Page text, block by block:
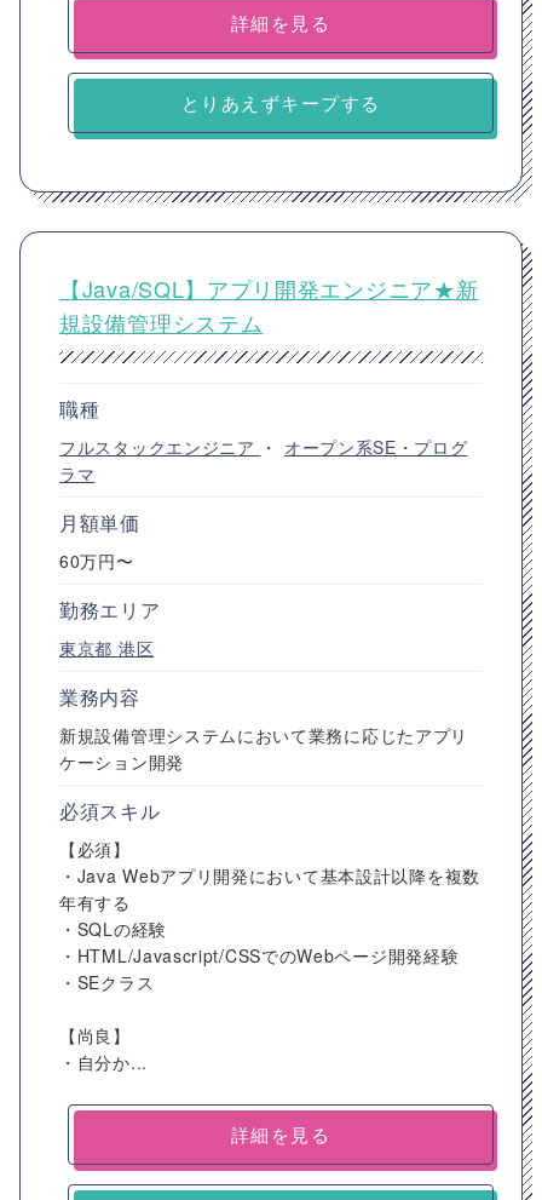
詳細を見る
とりあえずキープする
【Java/SQL】アプリ開発エンジニア★新
規設備管理システム
職種
フルスタックエンジニア ・ オープン系SE・プログ
ラマ
月額単価
60万円〜
勤務エリア
東京都 港区
業務内容
新規設備管理システムにおいて業務に応じたアプリ
ケーション開発
必須スキル
【必須】
・Java Webアプリ開発において基本設計以降を複数
年有する
・SQLの経験
・HTML/Javascript/CSSでのWebページ開発経験
・SEクラス
【尚良】
・自分か...
詳細を見る